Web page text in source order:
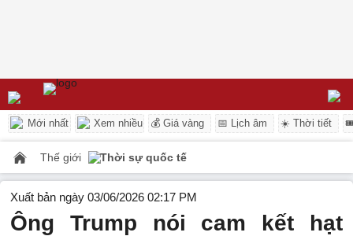
Mới nhất Xem nhiều 💰 Giá vàng 📅 Lịch âm ☀️ Thời tiết
Thế giới Thời sự quốc tế
Xuất bản ngày 03/06/2026 02:17 PM
Ông Trump nói cam kết hạt